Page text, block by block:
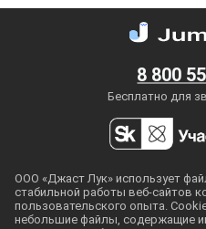
8 800
Бесплатно для
ООО «Джаст Лук» использует
стабильной работы веб-сайтов
пользовательского опыта.
небольшие файлы, содержащие